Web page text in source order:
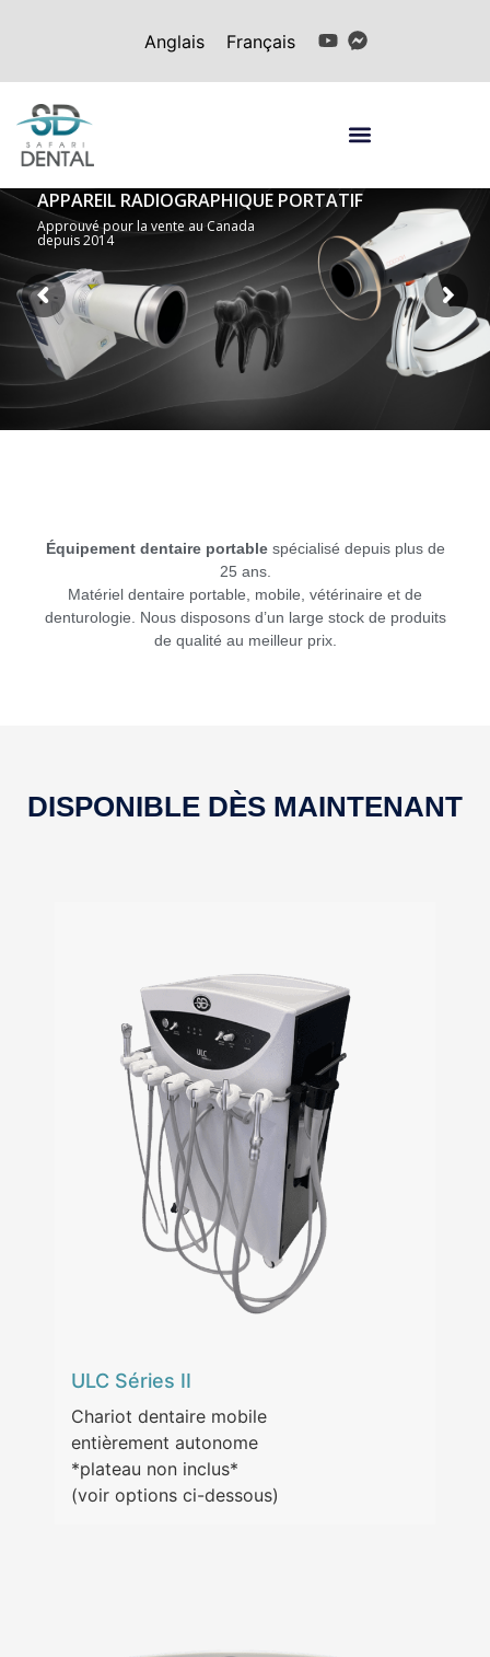
Anglais Français
APPAREIL RADIOGRAPHIQUE PORTATIF
Approuvé pour la vente au Canada
depuis 2014
Équipement dentaire portablespécialisé depuis plus de
25 ans.
Matériel dentaire portable, mobile, vétérinaire et de
denturologie. Nous disposons d’un large stock de produits
de qualité au meilleur prix.
DISPONIBLE DÈS MAINTENANT
ULC Séries II
Chariot dentaire mobile
entièrement autonome
*plateau non inclus*
(voir options ci-dessous)